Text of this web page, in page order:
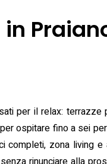
per il relax: terrazze
ospitare fino a sei
completi, zona living